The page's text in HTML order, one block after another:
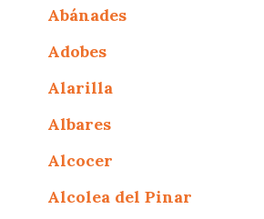
Abánades
Adobes
Alarilla
Albares
Alcocer
Alcolea del Pinar